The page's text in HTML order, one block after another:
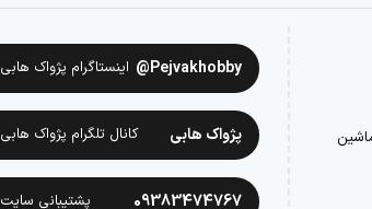
Pejvakhobby@ اینستاگرام پژواک هابی
پژواک هابی کانال تلگرام پژواک هابی
09383474767 پشتیبانی سایت